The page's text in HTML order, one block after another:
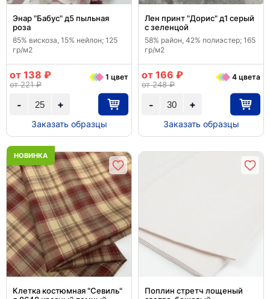
Энар "Бабус" д5 пыльная
роза
85% вискоза, 15% нейлон; 125
гр/м2
+
-
от 138 ₽
от 221 ₽
1 цвет
Заказать образцы
Лен принт "Дорис" д1 серый
с зеленцой
58% район, 42% полиэстер; 165
гр/м2
+
-
от 166 ₽
от 248 ₽
4 цвета
Заказать образцы
НОВИНКА
Клетка костюмная "Севиль"
Поплин стретч лощеный